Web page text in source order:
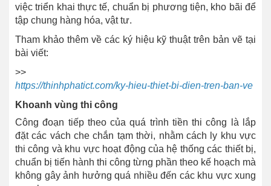
việc triển khai thực tế, chuẩn bị phương tiện, kho bãi để
tập chung hàng hóa, vật tư.
Tham khảo thêm về các ký hiệu kỹ thuật trên bản vẽ tại
bài viết:
>>
https://thinhphatict.com/ky-hieu-thiet-bi-dien-tren-ban-ve
Khoanh vùng thi công
Công đoạn tiếp theo của quá trình tiền thi công là lắp
đặt các vách che chắn tạm thời, nhằm cách ly khu vực
thi công và khu vực hoạt động của hệ thống các thiết bị,
chuẩn bị tiến hành thi công từng phần theo kế hoạch mà
không gây ảnh hưởng quá nhiều đến các khu vực xung